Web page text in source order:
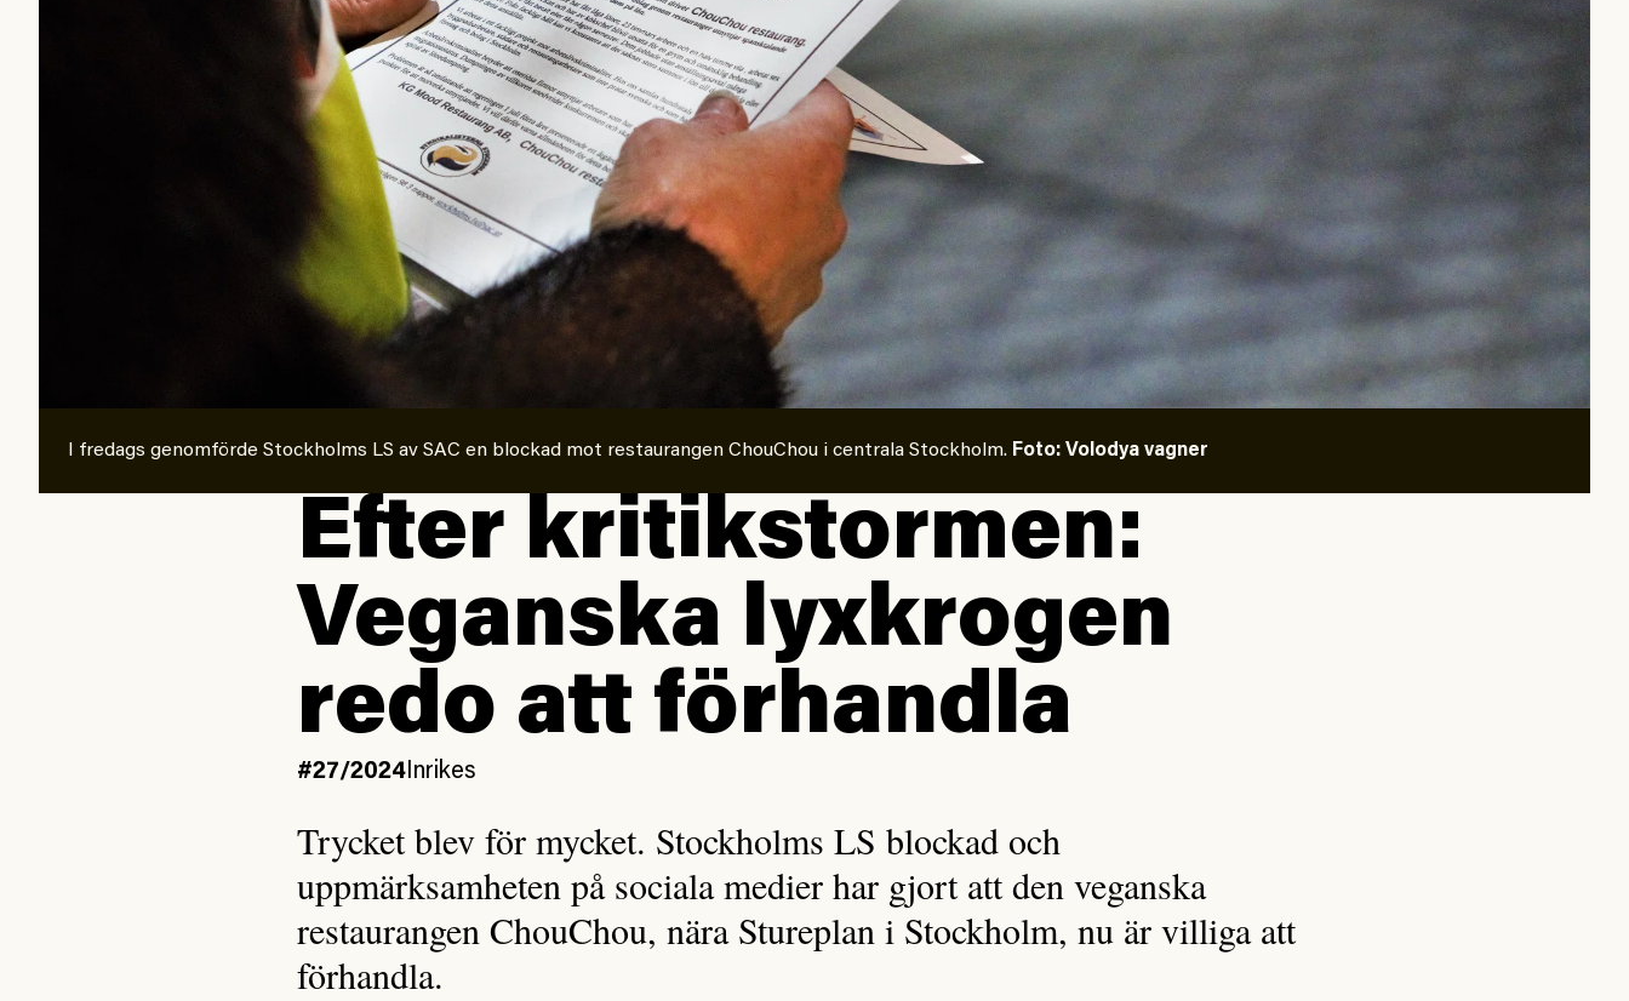
I fredags genomförde Stockholms LS av SAC en blockad mot restaurangen ChouChou i centrala Stockholm. Foto: Volodya vagner
Efter kritikstormen:
Veganska lyx­­krogen
redo att förhandla
#27/2024Inrikes
Trycket blev för mycket. Stockholms LS blockad och
uppmärksamheten på sociala medier har gjort att den veganska
restaurangen ChouChou, nära Stureplan i Stockholm, nu är villiga att
förhandla.